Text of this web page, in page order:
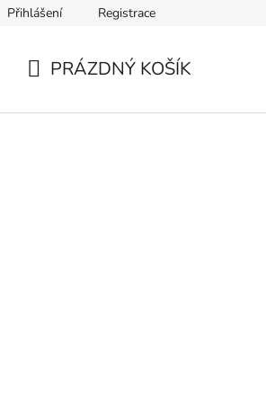
Přihlášení Registrace
PRÁZDNÝ KOŠÍK